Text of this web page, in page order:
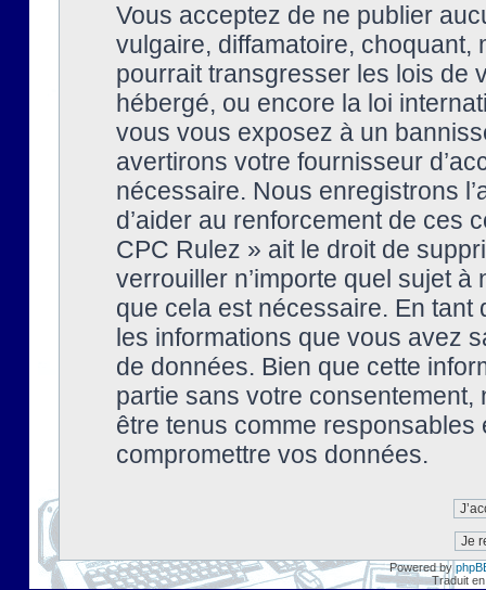
Vous acceptez de ne publier
vulgaire, diffamatoire, choquant,
pourrait transgresser les lois de
hébergé, ou encore la loi
vous vous exposez à un
avertirons votre fournisseur
nécessaire. Nous enregistrons
d’aider au renforcement de ces
CPC Rulez » ait le droit de
verrouiller n’importe quel sujet à
que cela est nécessaire. En tant
les informations que vous avez
de données. Bien que cette
partie sans votre
être tenus comme
compromettre vos données.
Powered by
Traduit